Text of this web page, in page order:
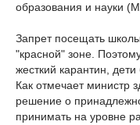
образования и науки
Запрет посещать школы
"красной" зоне.
жесткий карантин,
Как отмечает министр
решение о
принимать на уровне